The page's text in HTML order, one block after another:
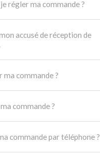
régler ma commande ?
accusé de réception de
commande ?
commande ?
commande par téléphone ?